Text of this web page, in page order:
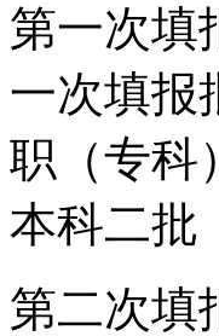
第一次填
一次填报
职（专科
本科二批
第二次填